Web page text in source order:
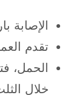
الإصابة
تقدم
الحمل،
خلال